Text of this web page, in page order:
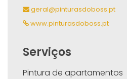
geral@pinturasdoboss.pt
www.pinturasdoboss.pt
Serviços
Pintura de apartamentos